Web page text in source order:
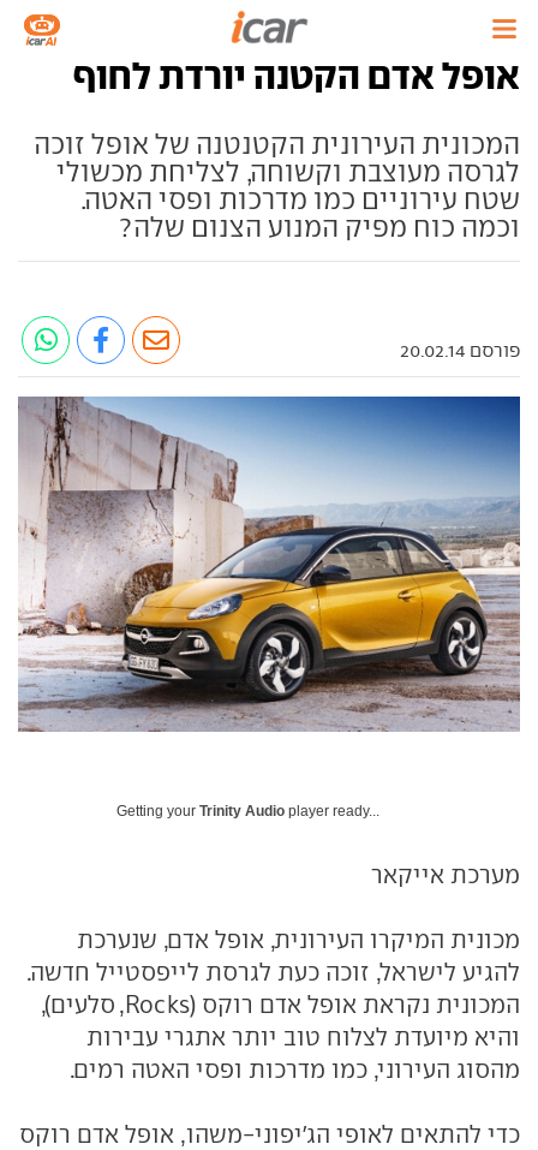
אופל אדם הקטנה יורדת לחוף
המכונית העירונית הקטנטנה של אופל זוכה
לגרסה מעוצבת וקשוחה, לצליחת מכשולי
שטח עירוניים כמו מדרכות ופסי האטה.
וכמה כוח מפיק המנוע הצנום שלה?
פורסם 20.02.14
Getting your Trinity Audio player ready...
מערכת אייקאר
מכונית המיקרו העירונית, אופל אדם, שנערכת
להגיע לישראל, זוכה כעת לגרסת לייפסטייל חדשה.
המכונית נקראת אופל אדם רוקס (Rocks, סלעים),
והיא מיועדת לצלוח טוב יותר אתגרי עבירות
מהסוג העירוני, כמו מדרכות ופסי האטה רמים.
כדי להתאים לאופי הג'יפוני-משהו, אופל אדם רוקס